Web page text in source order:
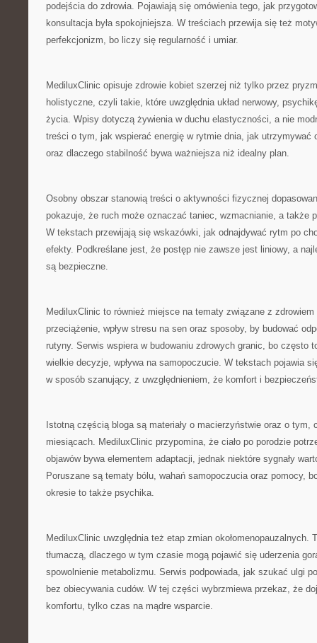
podejścia do zdrowia. Pojawiają się omówienia tego, jak
konsultacja była spokojniejsza. W treściach przewija się też
perfekcjonizm, bo liczy się regularność i umiar.
MediluxClinic opisuje zdrowie kobiet szerzej niż tylko przez
holistyczne, czyli takie, które uwzględnia układ nerwowy,
życia. Wpisy dotyczą żywienia w duchu elastyczności, a nie
treści o tym, jak wspierać energię w rytmie dnia, jak utrzymywać
oraz dlaczego stabilność bywa ważniejsza niż idealny plan.
Osobny obszar stanowią treści o aktywności fizycznej
pokazuje, że ruch może oznaczać taniec, wzmacnianie, a także
W tekstach przewijają się wskazówki, jak odnajdywać rytm po
efekty. Podkreślane jest, że postęp nie zawsze jest liniowy, a
są bezpieczne.
MediluxClinic to również miejsce na tematy związane z
przeciążenie, wpływ stresu na sen oraz sposoby, by budować
rutyny. Serwis wspiera w budowaniu zdrowych granic, bo często
wielkie decyzje, wpływa na samopoczucie. W tekstach pojawia
w sposób szanujący, z uwzględnieniem, że komfort i
Istotną częścią bloga są materiały o macierzyństwie oraz o tym,
miesiącach. MediluxClinic przypomina, że ciało po porodzie
objawów bywa elementem adaptacji, jednak niektóre sygnały
Poruszane są tematy bólu, wahań samopoczucia oraz pomocy,
okresie to także psychika.
MediluxClinic uwzględnia też etap zmian okołomenopauzalnych.
tłumaczą, dlaczego w tym czasie mogą pojawić się uderzenia
spowolnienie metabolizmu. Serwis podpowiada, jak szukać ulgi
bez obiecywania cudów. W tej części wybrzmiewa przekaz, że
komfortu, tylko czas na mądre wsparcie.